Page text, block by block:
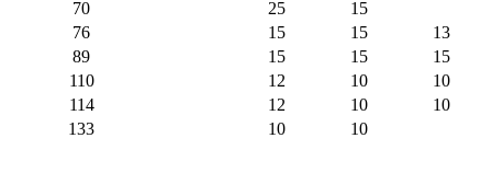
70
25
15
76
15 15
13
89
15 15
15
110
12 10
10
114
12 10
10
133
10 10